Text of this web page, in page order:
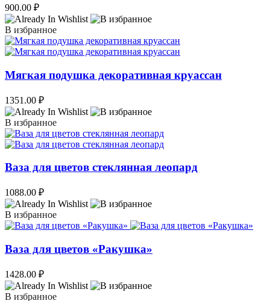
900.00 ₽
В избранное
Мягкая подушка декоративная круассан
1351.00 ₽
В избранное
Ваза для цветов стеклянная леопард
1088.00 ₽
В избранное
Ваза для цветов «Ракушка»
1428.00 ₽
В избранное